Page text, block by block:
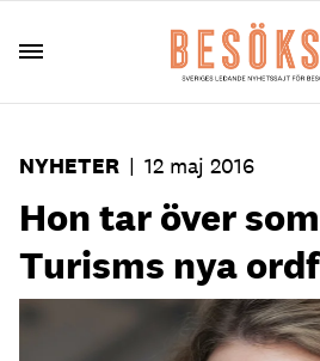
NYHETER | 12 maj 2016
Hon tar över
Turisms nya
Hotel Tylösands vd Elisabeth